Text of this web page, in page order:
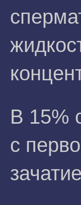
В 15%
с